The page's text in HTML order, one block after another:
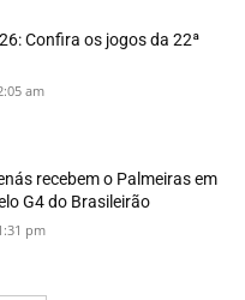
Confira os jogos da 22ª
am
recebem o Palmeiras em
G4 do Brasileirão
pm